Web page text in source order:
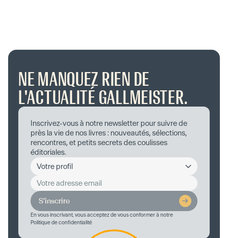
NE MANQUEZ RIEN DE
L'ACTUALITÉ GALLMEISTER.
Inscrivez-vous à notre newsletter pour suivre de
près la vie de nos livres : nouveautés, sélections,
rencontres, et petits secrets des coulisses
éditoriales.
S'inscrire
En vous inscrivant, vous acceptez de vous conformer à notre
Politique de confidentialité